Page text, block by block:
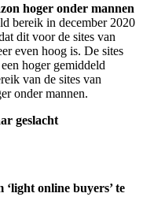
hoger onder mannen
bereik in december 2020
dit voor de sites van
even hoog is. De sites
hoger gemiddeld
van de sites van
onder mannen.
geslacht
‘light online buyers’ te